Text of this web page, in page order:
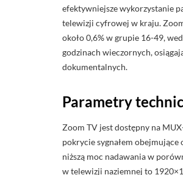
efektywniejsze wykorzystanie
telewizji cyfrowej w kraju.
około 0,6% w grupie 16-49,
godzinach wieczornych,
dokumentalnych.
Parametry
Zoom TV jest dostępny na
pokrycie sygnałem
niższą moc nadawania w
w telewizji naziemnej to